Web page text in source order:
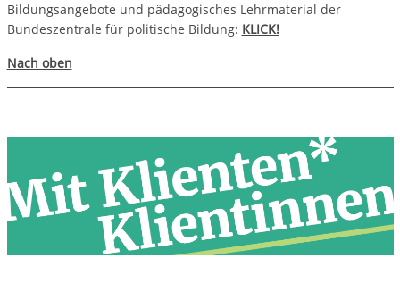
Bildungsangebote und pädagogisches Lehrmaterial der
Bundeszentrale für politische Bildung: KLICK!
Nach oben